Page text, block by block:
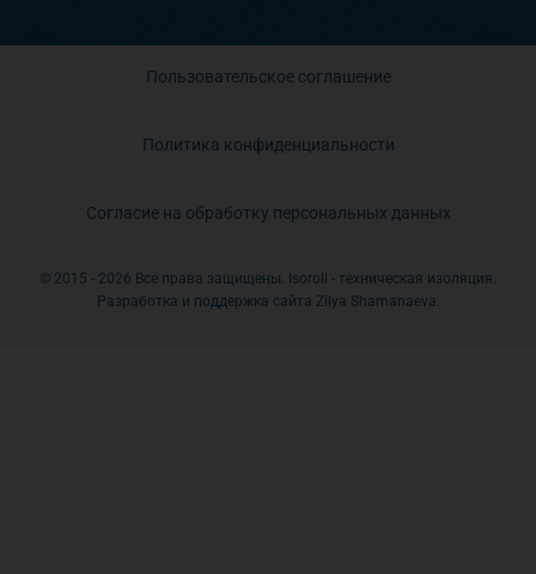
Пользовательское соглашение
Политика конфиденциальности
Согласие на обработку персональных данных
© 2015 - 2026 Все права защищены. Isoroll - техническая изоляция.
Разработка и поддержка сайта Zilya Shamanaeva.